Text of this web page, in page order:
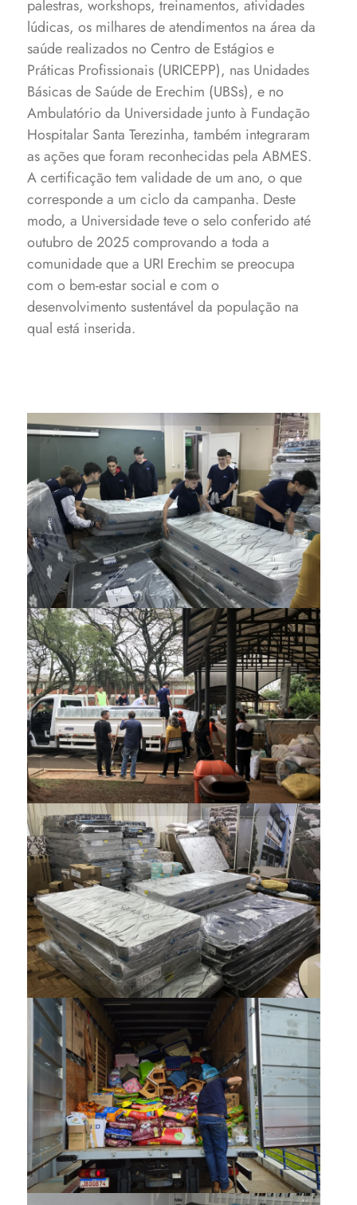
palestras, workshops, treinamentos, atividades
lúdicas, os milhares de atendimentos na área da
saúde realizados no Centro de Estágios e
Práticas Profissionais (URICEPP), nas Unidades
Básicas de Saúde de Erechim (UBSs), e no
Ambulatório da Universidade junto à Fundação
Hospitalar Santa Terezinha, também integraram
as ações que foram reconhecidas pela ABMES.
A certificação tem validade de um ano, o que
corresponde a um ciclo da campanha. Deste
modo, a Universidade teve o selo conferido até
outubro de 2025 comprovando a toda a
comunidade que a URI Erechim se preocupa
com o bem-estar social e com o
desenvolvimento sustentável da população na
qual está inserida.
Comunidade acadêmica esteve
mobilizada totalmente em
apoio aos atingidos pelas
enchentes
Comunidade acadêmica esteve
mobilizada totalmente em
apoio aos atingidos pelas
enchentes
Comunidade acadêmica esteve
mobilizada totalmente em
apoio aos atingidos pelas
enchentes
Comunidade acadêmica esteve
mobilizada totalmente em
apoio aos atingidos pelas
enchentes